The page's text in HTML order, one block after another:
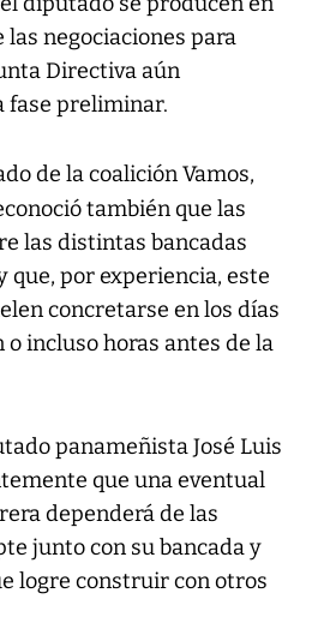
negociaciones para
Directiva aún
fase preliminar.
de la coalición Vamos,
también que las
las distintas bancadas
que, por experiencia, este
concretarse en los días
o incluso horas antes de la
panameñista José Luis
que una eventual
dependerá de las
junto con su bancada y
logre construir con otros